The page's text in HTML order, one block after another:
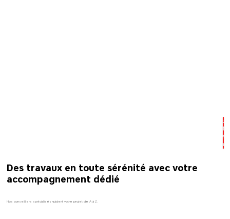
Tous
à
Nos conseillers spécialisés guident votre projet de A à Z.
Des travaux en toute sérénité avec votre
accompagnement dédié